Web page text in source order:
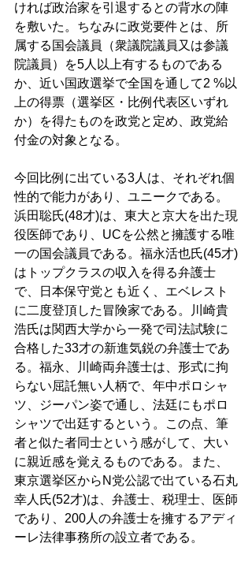
ければ政治家を引退するとの背水の陣
を敷いた。ちなみに政党要件とは、所
属する国会議員（衆議院議員又は参議
院議員）を5人以上有するものである
か、近い国政選挙で全国を通して2 %以
上の得票（選挙区・比例代表区いずれ
か）を得たものを政党と定め、政党給
付金の対象となる。
今回比例に出ている3人は、それぞれ個
性的で能力があり、ユニークである。
浜田聡氏(48才)は、東大と京大を出た現
役医師であり、UCを公然と擁護する唯
一の国会議員である。福永活也氏(45才)
はトップクラスの収入を得る弁護士
で、日本保守党とも近く、エベレスト
に二度登頂した冒険家である。川崎貴
浩氏は関西大学から一発で司法試験に
合格した33才の新進気鋭の弁護士であ
る。福永、川崎両弁護士は、形式に拘
らない屈託無い人柄で、年中ポロシャ
ツ、ジーパン姿で通し、法廷にもポロ
シャツで出廷するという。この点、筆
者と似た者同士という感がして、大い
に親近感を覚えるものである。また、
東京選挙区からN党公認で出ている石丸
幸人氏(52才)は、弁護士、税理士、医師
であり、200人の弁護士を擁するアディ
ーレ法律事務所の設立者である。